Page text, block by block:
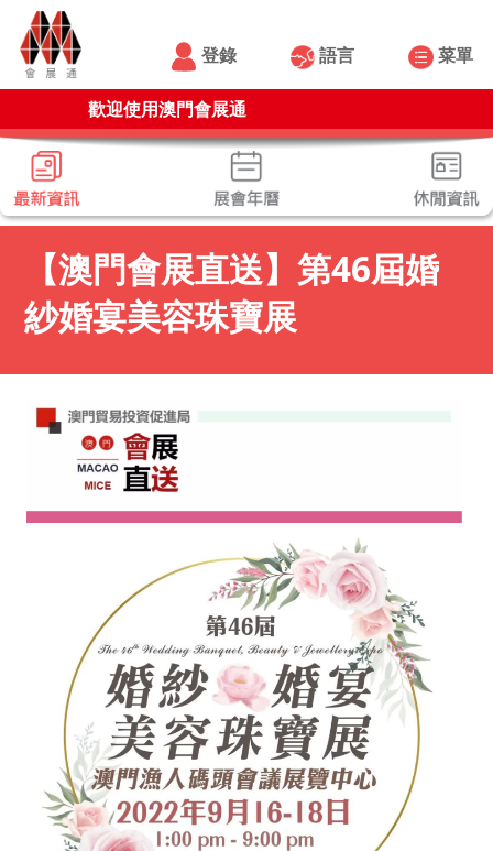
登錄 語言 菜單
歡迎使用澳門會展通
【澳門會展直送】第46屆婚
紗婚宴美容珠寶展